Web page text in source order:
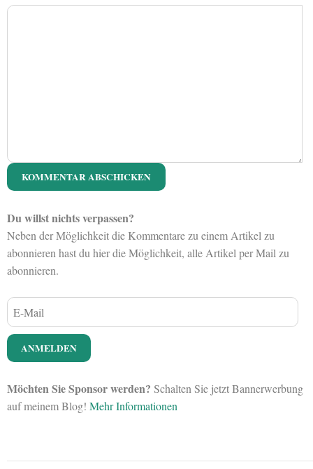
Du willst nichts verpassen?
Neben der Möglichkeit die Kommentare zu einem Artikel zu
abonnieren hast du hier die Möglichkeit, alle Artikel per Mail zu
abonnieren.
Möchten Sie Sponsor werden? Schalten Sie jetzt Bannerwerbung
auf meinem Blog! Mehr Informationen